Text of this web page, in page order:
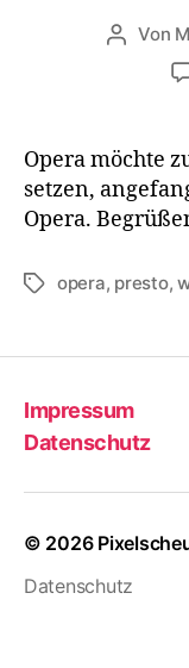
Von
Opera möchte
setzen,
Opera.
Schlagwörter
opera, presto,
Impressum
Datenschutz
© 2026
Datenschutz